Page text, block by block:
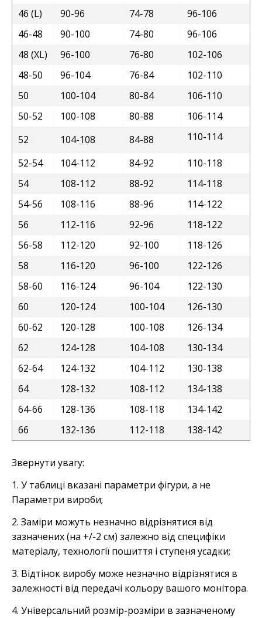
46 (L)
90-96 74-78
96-106
46-48
90-100 74-80
96-106
48 (XL)
96-100 76-80
102-106
48-50
96-104 76-84
102-110
50
100-104 80-84
106-110
50-52
100-108 80-88
106-114
52
104-108 84-88 110-114
52-54 104-112 84-92
110-118
54
108-112 88-92
114-118
54-56
108-116 88-96
114-122
56
112-116 92-96
118-122
56-58
112-120 92-100
118-126
58
116-120 96-100
122-126
58-60
116-124 96-104
122-130
60
120-124 100-104
126-130
60-62
120-128 100-108
126-134
62
124-128 104-108
130-134
62-64
124-132 104-112
130-138
64
128-132 108-112
134-138
64-66
128-136 108-118
134-142
66
132-136 112-118 138-142
Звернути увагу:
1. У таблиці вказані параметри фігури, а не
Параметри вироби;
2. Заміри можуть незначно відрізнятися від
зазначених (на +/-2 см) залежно від специфіки
матеріалу, технології пошиття і ступеня усадки;
3. Відтінок виробу може незначно відрізнятися в
залежності від передачі кольору вашого монітора.
4. Універсальний розмір-розміри в зазначеному